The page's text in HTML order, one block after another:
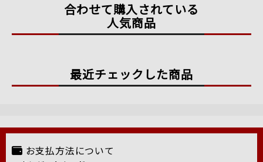
合わせて購入されている
人気商品
最近チェックした商品
お支払方法について